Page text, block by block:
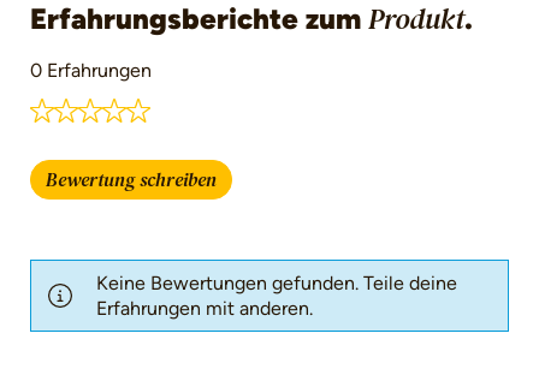
Erfahrungsberichte zum Produkt.
0 Erfahrungen
Durchschnittliche Bewertung von 0 von 5
Bewertung schreiben
Keine Bewertungen gefunden. Teile deine
Erfahrungen mit anderen.